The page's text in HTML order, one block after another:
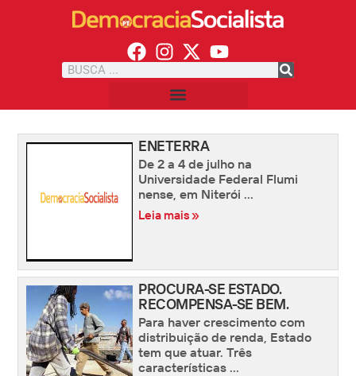
ENETERRA
De 2 a 4 de julho na
Universidade Federal Flumi
nense, em Niterói ...
Leia mais »
PROCURA-SE ESTADO.
RECOMPENSA-SE BEM.
Para haver crescimento com
distribuição de renda, Estado
tem que atuar. Três
características ...